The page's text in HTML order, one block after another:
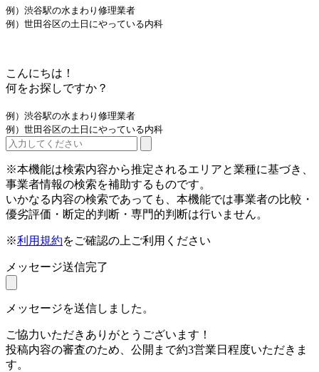
例）渋谷駅の水まわり修理業者
例）世田谷区の土日にやっている内科
こんにちは！
何をお探しですか？
例）渋谷駅の水まわり修理業者
例）世田谷区の土日にやっている内科
※本機能は検索内容から推定されるエリアと業種に基づき、
事業者情報の検索を補助するものです。
いかなる内容の検索であっても、本機能では事業者の比較・
優劣評価・断定的判断・専門的判断は行いません。
※利用規約をご確認の上ご利用ください
メッセージ送信完了
メッセージを送信しました。
ご協力いただきありがとうございます！
投稿内容の審査のため、公開まで約3営業日程度いただきま
す。